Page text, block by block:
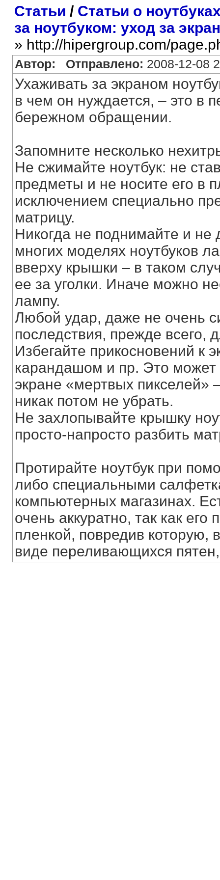
Статьи / Статьи о
за ноутбуком: уход за
» http://hipergroup.com/
Автор: Отправлено: 2008-12-08
Ухаживать за экраном
в чем он нуждается, – это в
бережном обращении.
Запомните несколько
Не сжимайте ноутбук: не
предметы и не носите его в
исключением специально
матрицу.
Никогда не поднимайте и не
многих моделях ноутбуков
вверху крышки – в таком
ее за уголки. Иначе можно
лампу.
Любой удар, даже не очень
последствия, прежде всего,
Избегайте прикосновений к
карандашом и пр. Это может
экране «мертвых пикселей»
никак потом не убрать.
Не захлопывайте крышку
просто-напросто разбить
Протирайте ноутбук при
либо специальными
компьютерных магазинах.
очень аккуратно, так как
пленкой, повредив которую,
виде переливающихся пятен,